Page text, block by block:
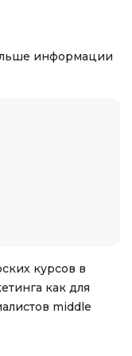
информации
курсов в
как для
middle